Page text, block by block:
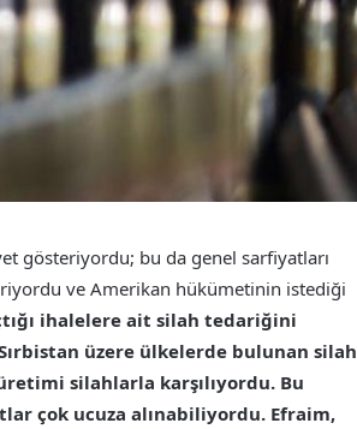
gösteriyordu; bu da genel sarfiyatları
ve Amerikan hükümetinin istediği
ihalelere ait silah tedariğini
üzere ülkelerde bulunan silah
silahlarla karşılıyordu. Bu
çok ucuza alınabiliyordu. Efraim,